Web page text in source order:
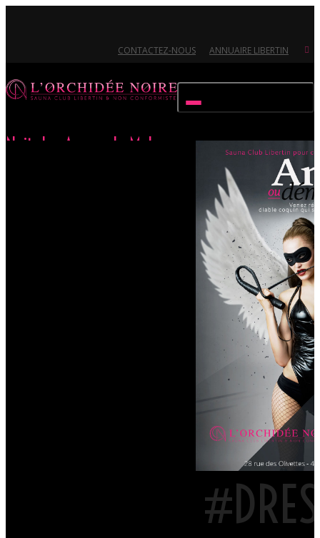
CONTACTEZ-NOUS ANNUAIRE LIBERTIN
Nuit des Anges du Mal
Ouvert 7/7 - Pour toutes informations, contactez-nous au 02.51.72.21.81